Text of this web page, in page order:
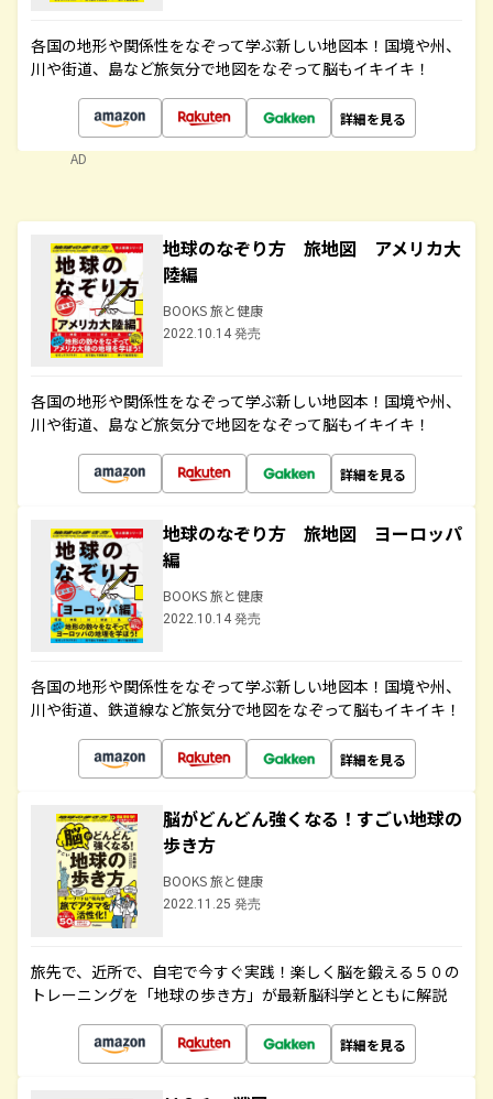
各国の地形や関係性をなぞって学ぶ新しい地図本！国境や州、
川や街道、島など旅気分で地図をなぞって脳もイキイキ！
詳細を見る
AD
地球のなぞり方 旅地図 アメリカ大
陸編
BOOKS 旅と健康
2022.10.14 発売
各国の地形や関係性をなぞって学ぶ新しい地図本！国境や州、
川や街道、島など旅気分で地図をなぞって脳もイキイキ！
詳細を見る
地球のなぞり方 旅地図 ヨーロッパ
編
BOOKS 旅と健康
2022.10.14 発売
各国の地形や関係性をなぞって学ぶ新しい地図本！国境や州、
川や街道、鉄道線など旅気分で地図をなぞって脳もイキイキ！
詳細を見る
脳がどんどん強くなる！すごい地球の
歩き方
BOOKS 旅と健康
2022.11.25 発売
旅先で、近所で、自宅で今すぐ実践！楽しく脳を鍛える５０の
トレーニングを「地球の歩き方」が最新脳科学とともに解説
詳細を見る